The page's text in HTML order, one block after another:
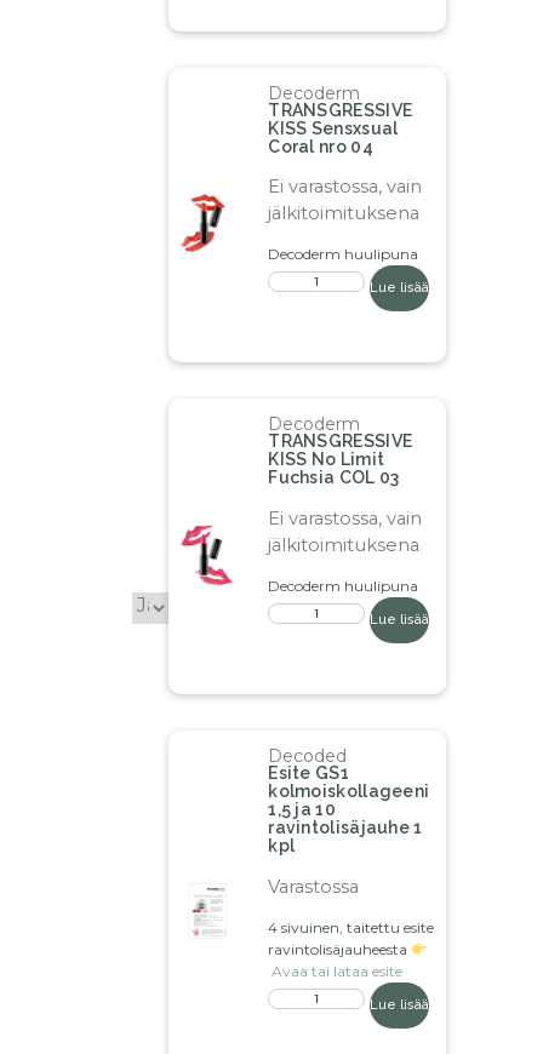
Decoderm
TRANSGRESSIVE
KISS Sensxsual
Coral nro 04
Ei varastossa, vain
jälkitoimituksena
Decoderm huulipuna
Lue lisää
Decoderm
TRANSGRESSIVE
KISS No Limit
Fuchsia COL 03
Ei varastossa, vain
jälkitoimituksena
Decoderm huulipuna
Lue lisää
Decoded
Esite GS1
kolmoiskollageeni
1,5 ja 10
ravintolisäjauhe 1
kpl
Varastossa
4 sivuinen, taitettu esite
ravintolisäjauheesta
Avaa tai lataa esite
Lue lisää